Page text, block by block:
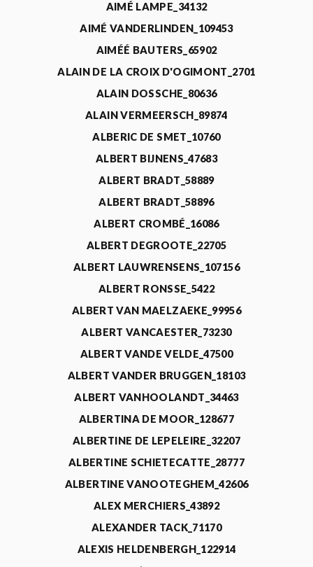
AIMÉ LAMPE_34132
AIMÉ VANDERLINDEN_109453
AIMÉÉ BAUTERS_65902
ALAIN DE LA CROIX D'OGIMONT_2701
ALAIN DOSSCHE_80636
ALAIN VERMEERSCH_89874
ALBERIC DE SMET_10760
ALBERT BIJNENS_47683
ALBERT BRADT_58889
ALBERT BRADT_58896
ALBERT CROMBÉ_16086
ALBERT DEGROOTE_22705
ALBERT LAUWRENSENS_107156
ALBERT RONSSE_5422
ALBERT VAN MAELZAEKE_99956
ALBERT VANCAESTER_73230
ALBERT VANDE VELDE_47500
ALBERT VANDER BRUGGEN_18103
ALBERT VANHOOLANDT_34463
ALBERTINA DE MOOR_128677
ALBERTINE DE LEPELEIRE_32207
ALBERTINE SCHIETECATTE_28777
ALBERTINE VANOOTEGHEM_42606
ALEX MERCHIERS_43892
ALEXANDER TACK_71170
ALEXIS HELDENBERGH_122914